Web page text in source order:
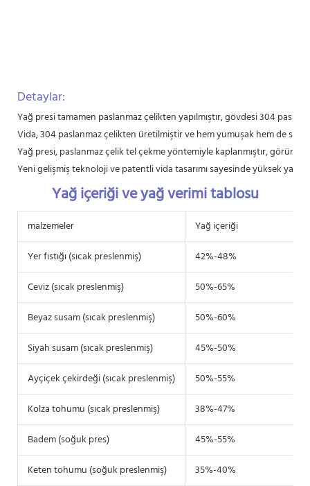
Detaylar:
Yağ presi tamamen paslanmaz çelikten yapılmıştır, gövdesi 304
Vida, 304 paslanmaz çelikten üretilmiştir ve hem yumuşak hem de sert
Yağ presi, paslanmaz çelik tel çekme yöntemiyle kaplanmıştır,
Yeni gelişmiş teknoloji ve patentli vida tasarımı sayesinde yüksek yağ
Yağ içeriği ve yağ verimi tablosu
malzemeler
Yağ içeriği
Yer fıstığı (sıcak preslenmiş)
42%-48%
Ceviz (sıcak preslenmiş)
50%-65%
Beyaz susam (sıcak preslenmiş)
50%-60%
Siyah susam (sıcak preslenmiş)
45%-50%
Ayçiçek çekirdeği (sıcak preslenmiş)
50%-55%
Kolza tohumu (sıcak preslenmiş)
38%-47%
Badem (soğuk pres)
45%-55%
Keten tohumu (soğuk preslenmiş)
35%-40%